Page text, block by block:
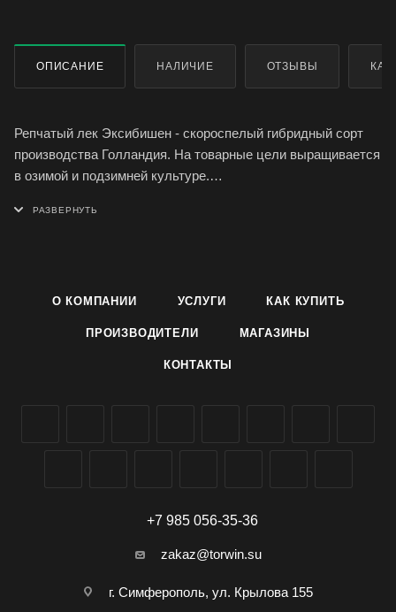
ОПИСАНИЕ НАЛИЧИЕ ОТЗЫВЫ
Репчатый лек Эксибишен - скороспелый гибридный сорт
производства Голландия. На товарные цели выращивается
в озимой и подзимней культуре.
луковиц на коротком дне, способствующая получению
затем подсушивают. Посев производят в марте-апреле.
выращивании лука из семян уделяют рыхлениям, поливам
О КОМПАНИИ УСЛУГИ КАК КУПИТЬ
ПРОИЗВОДИТЕЛИ МАГАЗИНЫ
КОНТАКТЫ
+7 985 056-35-36
zakaz@torwin.su
г. Симферополь, ул. Крылова 155